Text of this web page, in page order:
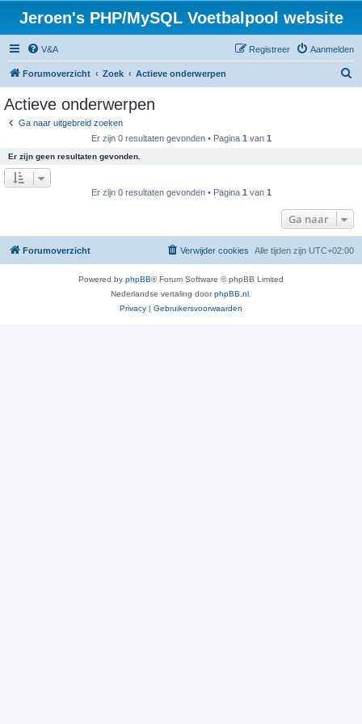
Jeroen's PHP/MySQL Voetbalpool website
V&A Aanmelden
Registreer
Forumoverzicht Zoek Actieve onderwerpen
Actieve onderwerpen
Ga naar uitgebreid zoeken
Er zijn 0 resultaten gevonden • Pagina 1 van 1
Er zijn geen resultaten gevonden.
Er zijn 0 resultaten gevonden • Pagina 1 van 1
Ga naar
Forumoverzicht Alle tijden zijn UTC+02:00
Verwijder cookies
Powered by phpBB® Forum Software © phpBB Limited
Nederlandse vertaling doorphpBB.nl
Privacy | Gebruikersvoorwaarden